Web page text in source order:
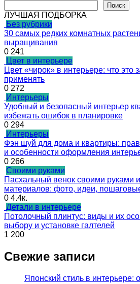
Поиск
ЛУЧШАЯ ПОДБОРКА
Без рубрики
30 самых редких комнатных
выращивания
0 241
Цвет в интерьере
Цвет «чирок» в интерьере: что это
применять
0 272
Интерьеры
Удобный и безопасный интерьер
избежать ошибок в планировке
0 294
Интерьеры
Фэн шуй для дома и квартиры:
и особенности оформления
0 266
Своими руками
Пасхальный венок своими руками
материалов: фото, идеи,
0 4.4к.
Детали в интерьере
Потолочный плинтус: виды и их
выбору и установке галтелей
1 200
Свежие записи
Японский стиль в интерьере: